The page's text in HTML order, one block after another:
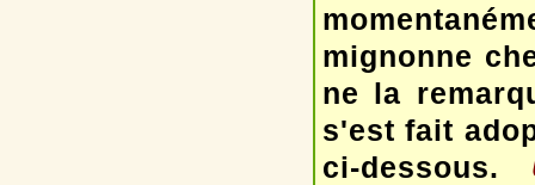
mignonne
ne la
s'est fait
ci-dessous.